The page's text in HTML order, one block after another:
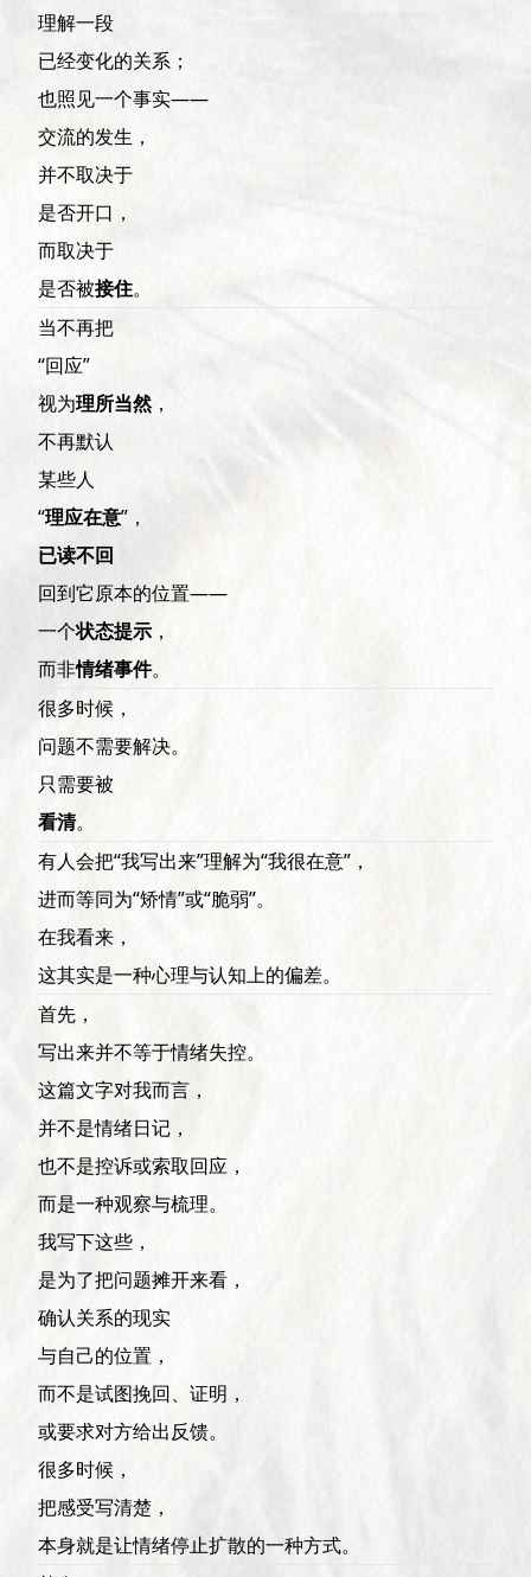
理解一段
已经变化的关系；
也照见一个事实——
交流的发生，
并不取决于
是否开口，
而取决于
是否被接住。
当不再把
“回应”
视为理所当然，
不再默认
某些人
“理应在意”，
已读不回
回到它原本的位置——
一个状态提示 ，
而非情绪事件。
很多时候，
问题不需要解决。
只需要被
看清。
有人会把“我写出来”理解为“我很在意”，
进而等同为“矫情”或“脆弱”。
在我看来，
这其实是一种心理与认知上的偏差。
首先，
写出来并不等于情绪失控。
这篇文字对我而言，
并不是情绪日记，
也不是控诉或索取回应，
而是一种观察与梳理。
我写下这些，
是为了把问题摊开来看，
确认关系的现实
与自己的位置，
而不是试图挽回、证明，
或要求对方给出反馈。
很多时候，
把感受写清楚，
本身就是让情绪停止扩散的一种方式。